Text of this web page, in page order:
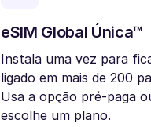
eSIM Global Única™
Instala uma vez para
ligado em mais de 200
Usa a opção pré-paga
escolhe um plano.